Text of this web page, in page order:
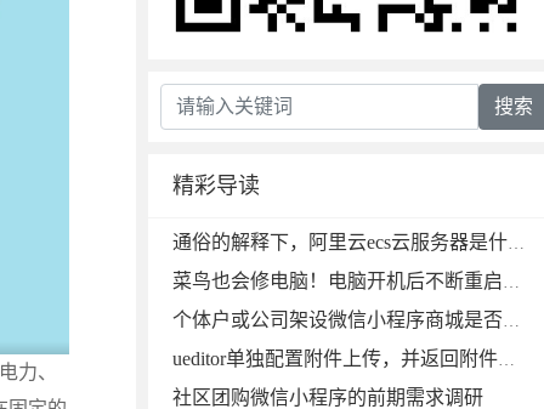
力、
搜索
精彩导读
通俗的解释下，阿里云ecs云服务器是什么？阿里云
菜鸟也会修电脑！电脑开机后不断重启解决方法
个体户或公司架设微信小程序商城是否需要办理电信业务经营许可证
ueditor单独配置附件上传，并返回附件服务器源地址
社区团购微信小程序的前期需求调研